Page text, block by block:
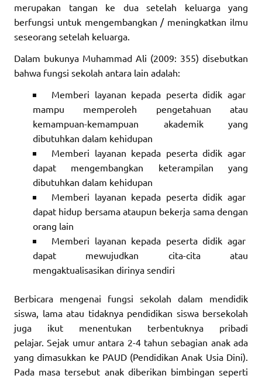
merupakan tangan ke dua setelah keluarga yang
berfungsi untuk mengembangkan / meningkatkan ilmu
seseorang setelah keluarga.
Dalam bukunya Muhammad Ali (2009: 355) disebutkan
bahwa fungsi sekolah antara lain adalah:
Memberi layanan kepada peserta didik agar
mampu memperoleh pengetahuan atau
kemampuan-kemampuan akademik yang
dibutuhkan dalam kehidupan
Memberi layanan kepada peserta didik agar
dapat mengembangkan keterampilan yang
dibutuhkan dalam kehidupan
Memberi layanan kepada peserta didik agar
dapat hidup bersama ataupun bekerja sama dengan
orang lain
Memberi layanan kepada peserta didik agar
dapat mewujudkan cita-cita atau
mengaktualisasikan dirinya sendiri
Berbicara mengenai fungsi sekolah dalam mendidik
siswa, lama atau tidaknya pendidikan siswa bersekolah
juga ikut menentukan terbentuknya pribadi
pelajar. Sejak umur antara 2-4 tahun sebagian anak ada
yang dimasukkan ke PAUD (Pendidikan Anak Usia Dini).
Pada masa tersebut anak diberikan bimbingan seperti